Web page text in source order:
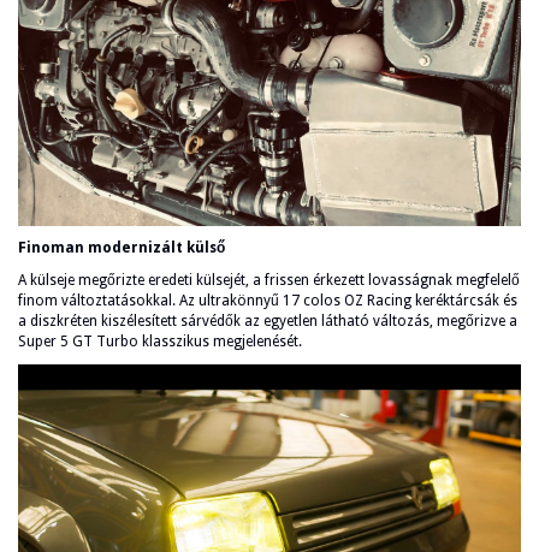
Finoman modernizált külső
A külseje megőrizte eredeti külsejét, a frissen érkezett lovasságnak megfelelő
finom változtatásokkal. Az ultrakönnyű 17 colos OZ Racing keréktárcsák és
a diszkréten kiszélesített sárvédők az egyetlen látható változás, megőrizve a
Super 5 GT Turbo klasszikus megjelenését.